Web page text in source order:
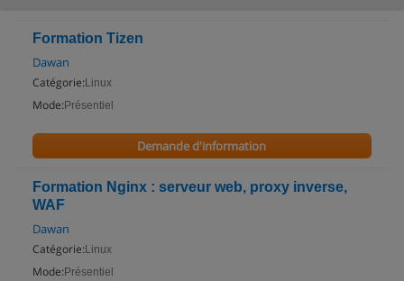
Formation Tizen
Dawan
Catégorie: Linux
Mode: Présentiel
Demande d'information
Formation Nginx : serveur web, proxy inverse,
WAF
Dawan
Catégorie: Linux
Mode: Présentiel